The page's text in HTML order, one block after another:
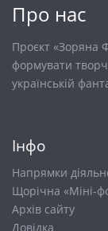
Про нас
Проєкт «Зоряна
формувати
українській
Інфо
Напрямки
Щорічна «Міні-
Архів сайту
Довiдка